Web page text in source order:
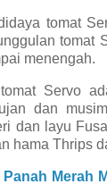
tomat
tomat
menengah.
Servo
dan
dan layu
hama Thrips
Merah